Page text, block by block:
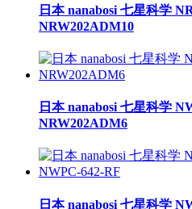
日本 nanabosi 七星科学
NRW202ADM10
日本 nanabosi 七星科学
NRW202ADM6
日本 nanabosi 七星科学